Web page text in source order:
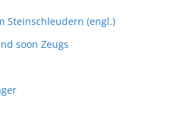
Steinschleudern (engl.)
soon Zeugs